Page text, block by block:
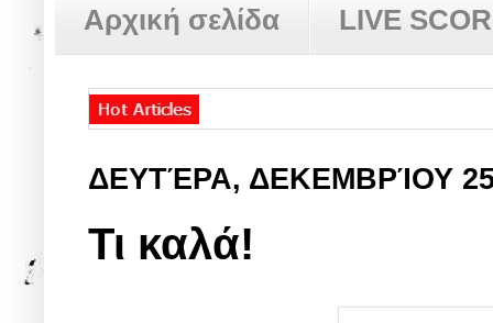
Αρχική σελίδα LIVE
ΔΕΥΤΈΡΑ, ΔΕΚΕΜΒΡΊΟΥ
Τι καλά!